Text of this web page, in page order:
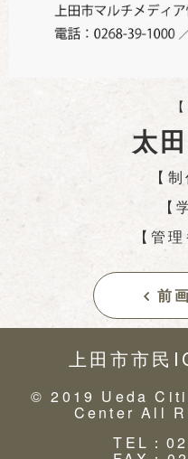
太
【
【管
前
上田市市民
© 2019 Ueda
Center All
TEL：